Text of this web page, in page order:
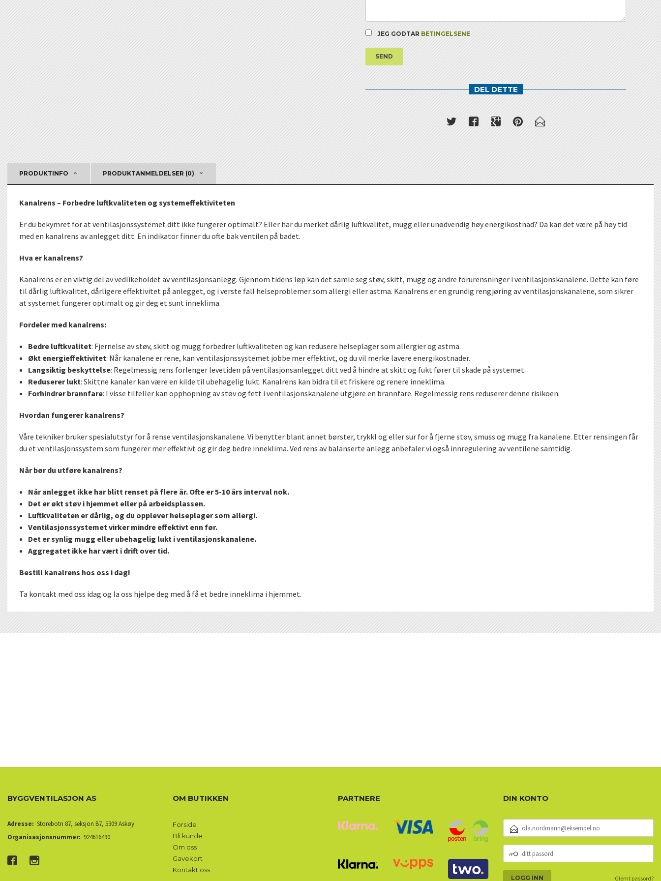
JEG GODTARBETINGELSENE
SEND
DEL DETTE
PRODUKTINFO PRODUKTANMELDELSER (0)
Kanalrens – Forbedre luftkvaliteten og systemeffektiviteten
Er du bekymret for at ventilasjonssystemet ditt ikke fungerer optimalt? Eller har du merket dårlig luftkvalitet, mugg eller unødvendig høy energikostnad? Da kan det være på høy tid
med en kanalrens av anlegget ditt. En indikator finner du ofte bak ventilen på badet.
Hva er kanalrens?
Kanalrens er en viktig del av vedlikeholdet av ventilasjonsanlegg. Gjennom tidens løp kan det samle seg støv, skitt, mugg og andre forurensninger i ventilasjonskanalene. Dette kan føre
til dårlig luftkvalitet, dårligere effektivitet på anlegget, og i verste fall helseproblemer som allergi eller astma. Kanalrens er en grundig rengjøring av ventilasjonskanalene, som sikrer
at systemet fungerer optimalt og gir deg et sunt inneklima.
Fordeler med kanalrens:
Bedre luftkvalitet: Fjernelse av støv, skitt og mugg forbedrer luftkvaliteten og kan redusere helseplager som allergier og astma.
Økt energieffektivitet: Når kanalene er rene, kan ventilasjonssystemet jobbe mer effektivt, og du vil merke lavere energikostnader.
Langsiktig beskyttelse: Regelmessig rens forlenger levetiden på ventilasjonsanlegget ditt ved å hindre at skitt og fukt fører til skade på systemet.
Reduserer lukt: Skittne kanaler kan være en kilde til ubehagelig lukt. Kanalrens kan bidra til et friskere og renere inneklima.
Forhindrer brannfare: I visse tilfeller kan opphopning av støv og fett i ventilasjonskanalene utgjøre en brannfare. Regelmessig rens reduserer denne risikoen.
Hvordan fungerer kanalrens?
Våre tekniker bruker spesialutstyr for å rense ventilasjonskanalene. Vi benytter blant annet børster, trykkl og eller sur for å fjerne støv, smuss og mugg fra kanalene. Etter rensingen får
du et ventilasjonssystem som fungerer mer effektivt og gir deg bedre inneklima. Ved rens av balanserte anlegg anbefaler vi også innregulering av ventilene samtidig.
Når bør du utføre kanalrens?
Når anlegget ikke har blitt renset på flere år. Ofte er 5-10 års interval nok.
Det er økt støv i hjemmet eller på arbeidsplassen.
Luftkvaliteten er dårlig, og du opplever helseplager som allergi.
Ventilasjonssystemet virker mindre effektivt enn før.
Det er synlig mugg eller ubehagelig lukt i ventilasjonskanalene.
Aggregatet ikke har vært i drift over tid.
Bestill kanalrens hos oss i dag!
Ta kontakt med oss idag og la oss hjelpe deg med å få et bedre inneklima i hjemmet.
BYGGVENTILASJON AS
Adresse: Storebotn 87, seksjon B7, 5309 Askøy
Organisasjonsnummer: 924616490
OM BUTIKKEN
Forside
Bli kunde
Om oss
Gavekort
Kontakt oss
PARTNERE DIN KONTO
POSTADRESSE
PASSORD
Glemt passord?